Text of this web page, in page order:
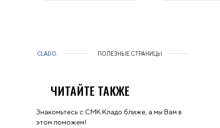
Знакомьтесь с СМК Кладо ближе, а мы Вам в
этом поможем!
ПОЛЕЗНЫЕ СТРАНИЦЫ
CLADO.
ЧИТАЙТЕ ТАКЖЕ